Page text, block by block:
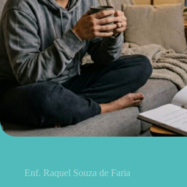
Enf. Raquel Souza de Faria